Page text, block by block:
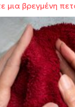
μια βρεγμένη